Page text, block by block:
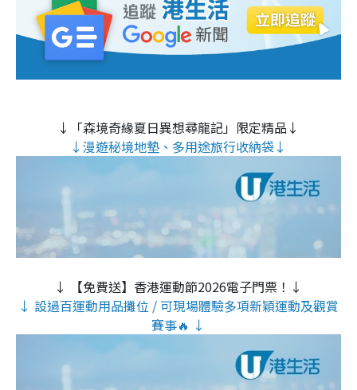
↓「森境奇緣夏日異想尋龍記」限定精品↓
↓漫遊秘境地墊、多用途旅行收納袋↓
↓ 【免費送】香港運動節2026電子門票！↓
↓ 設過百運動用品攤位 / 可現場體驗多項新穎運動及觀賞
賽事🔥 ↓